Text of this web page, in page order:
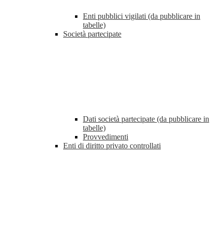
Enti pubblici vigilati (da pubblicare in
tabelle)
Società partecipate
Dati società partecipate (da pubblicare in
tabelle)
Provvedimenti
Enti di diritto privato controllati